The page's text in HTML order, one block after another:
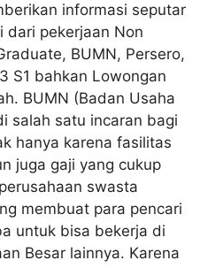
informasi seputar
dari pekerjaan Non
BUMN, Persero,
S1 bahkan Lowongan
BUMN (Badan Usaha
salah satu incaran bagi
hanya karena fasilitas
juga gaji yang cukup
swasta
membuat para pencari
untuk bisa bekerja di
Besar lainnya. Karena